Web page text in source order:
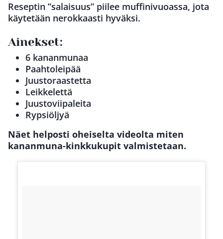
Reseptin ”salaisuus” piilee muffinivuoassa, jota
käytetään nerokkaasti hyväksi.
Ainekset:
6 kananmunaa
Paahtoleipää
Juustoraastetta
Leikkelettä
Juustoviipaleita
Rypsiöljyä
Näet helposti oheiselta videolta miten
kananmuna-kinkkukupit valmistetaan.